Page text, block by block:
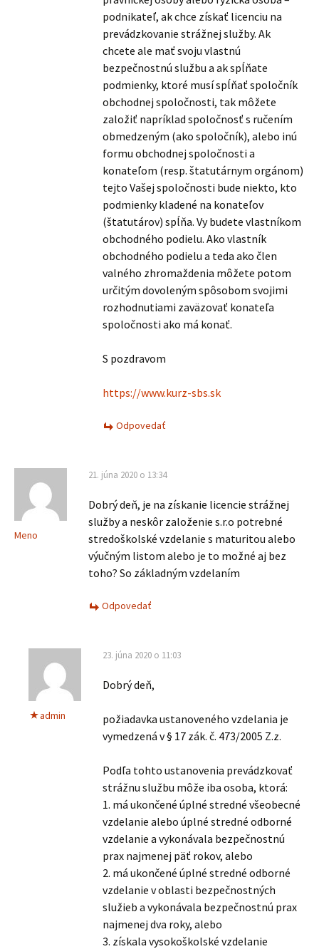
podnikateľ, ak chce získať licenciu na
prevádzkovanie strážnej služby. Ak
chcete ale mať svoju vlastnú
bezpečnostnú službu a ak spĺňate
podmienky, ktoré musí spĺňať spoločník
obchodnej spoločnosti, tak môžete
založiť napríklad spoločnosť s ručením
obmedzeným (ako spoločník), alebo inú
formu obchodnej spoločnosti a
konateľom (resp. štatutárnym orgánom)
tejto Vašej spoločnosti bude niekto, kto
podmienky kladené na konateľov
(štatutárov) spĺňa. Vy budete vlastníkom
obchodného podielu. Ako vlastník
obchodného podielu a teda ako člen
valného zhromaždenia môžete potom
určitým dovoleným spôsobom svojimi
rozhodnutiami zaväzovať konateľa
spoločnosti ako má konať.
S pozdravom
https://www.kurz-sbs.sk
Odpovedať
Meno
21. júna 2020 o 13:34
Dobrý deň, je na získanie licencie strážnej
služby a neskôr založenie s.r.o potrebné
stredoškolské vzdelanie s maturitou alebo
výučným listom alebo je to možné aj bez
toho? So základným vzdelaním
Odpovedať
admin
23. júna 2020 o 11:03
Dobrý deň,
požiadavka ustanoveného vzdelania je
vymedzená v § 17 zák. č. 473/2005 Z.z.
Podľa tohto ustanovenia prevádzkovať
strážnu službu môže iba osoba, ktorá:
1. má ukončené úplné stredné všeobecné
vzdelanie alebo úplné stredné odborné
vzdelanie a vykonávala bezpečnostnú
prax najmenej päť rokov, alebo
2. má ukončené úplné stredné odborné
vzdelanie v oblasti bezpečnostných
služieb a vykonávala bezpečnostnú prax
najmenej dva roky, alebo
3. získala vysokoškolské vzdelanie